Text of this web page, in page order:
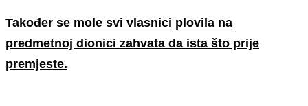
Također se mole svi vlasnici plovila na
predmetnoj dionici zahvata da ista što prije
premjeste.